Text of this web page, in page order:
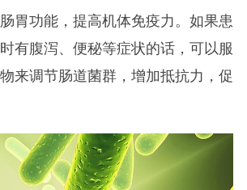
胃功能，提高机体免疫力。如果患
有腹泻、便秘等症状的话，可以服
来调节肠道菌群，增加抵抗力，促